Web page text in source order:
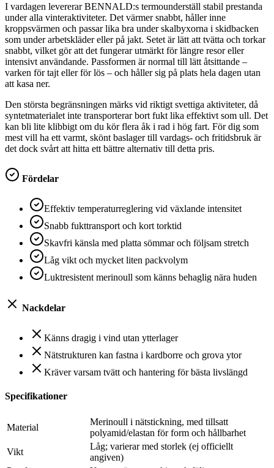
I vardagen levererar BENNALD:s termounderställ stabil prestanda
under alla vinteraktiviteter. Det värmer snabbt, håller inne
kroppsvärmen och passar lika bra under skalbyxorna i skidbacken
som under arbetskläder eller på jakt. Setet är lätt att tvätta och torkar
snabbt, vilket gör att det fungerar utmärkt för längre resor eller
intensivt användande. Passformen är normal till lätt åtsittande –
varken för tajt eller för lös – och håller sig på plats hela dagen utan
att kasa ner.
Den största begränsningen märks vid riktigt svettiga aktiviteter, då
syntetmaterialet inte transporterar bort fukt lika effektivt som ull. Det
kan bli lite klibbigt om du kör flera åk i rad i hög fart. För dig som
mest vill ha ett varmt, skönt baslager till vardags- och fritidsbruk är
det dock svårt att hitta ett bättre alternativ till detta pris.
Fördelar
Effektiv temperaturreglering vid växlande intensitet
Snabb fukttransport och kort torktid
Skavfri känsla med platta sömmar och följsam stretch
Låg vikt och mycket liten packvolym
Luktresistent merinoull som känns behaglig nära huden
Nackdelar
Känns dragig i vind utan ytterlager
Nätstrukturen kan fastna i kardborre och grova ytor
Kräver varsam tvätt och hantering för bästa livslängd
Specifikationer
Material
Merinoull i nätstickning, med tillsatt
polyamid/elastan för form och hållbarhet
Vikt
Låg; varierar med storlek (ej officiellt
angiven)